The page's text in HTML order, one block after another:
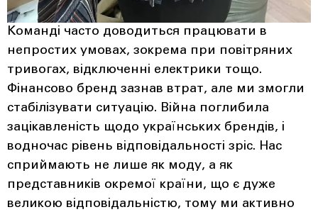
Команді часто доводиться працювати в
непростих умовах, зокрема при повітряних
тривогах, відключенні електрики тощо.
Фінансово бренд зазнав втрат, але ми змогли
стабілізувати ситуацію. Війна поглибила
зацікавленість щодо українських брендів, і
водночас рівень відповідальності зріс. Нас
сприймають не лише як моду, а як
представників окремої країни, що є дуже
великою відповідальністю, тому ми активно